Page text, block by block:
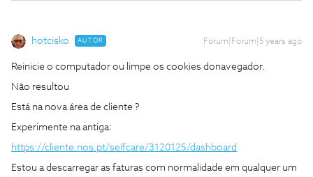
hotcisko AUTOR Forum|Forum|5 years ago
Reinicie o computador ou limpe os cookies donavegador.
Não resultou
Está na nova área de cliente ?
Experimente na antiga:
https://cliente.nos.pt/selfcare/3120125/dashboard
Estou a descarregar as faturas com normalidade em qualquer um